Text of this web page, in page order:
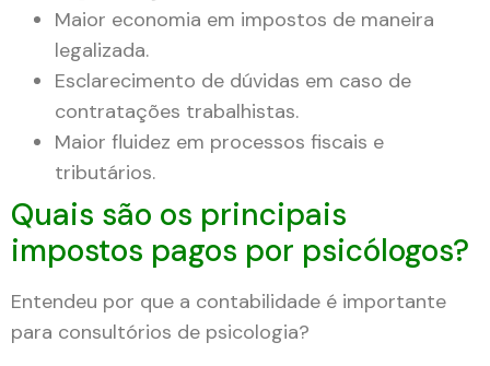
Maior economia em impostos de maneira
legalizada.
Esclarecimento de dúvidas em caso de
contratações trabalhistas.
Maior fluidez em processos fiscais e
tributários.
Quais são os principais
impostos pagos por psicólogos?
Entendeu por que a contabilidade é importante
para consultórios de psicologia?